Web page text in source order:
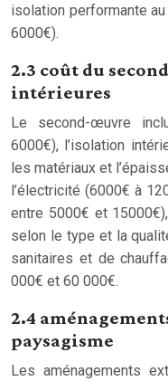
isolation performante
6000€).
2.3 coût du
intérieures
Le second-œuvre
6000€), l’isolation
les matériaux et
l’électricité (6000€ à
entre 5000€ et
selon le type et la
sanitaires et de
000€ et 60 000€.
2.4
paysagisme
Les aménagements